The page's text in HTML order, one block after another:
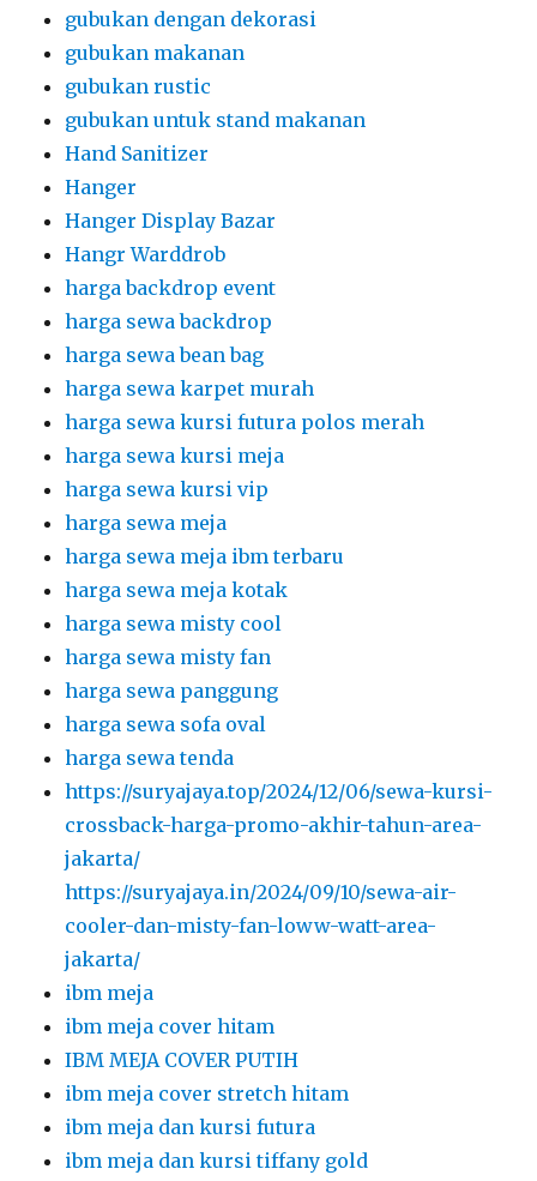
gubukan dengan dekorasi
gubukan makanan
gubukan rustic
gubukan untuk stand makanan
Hand Sanitizer
Hanger
Hanger Display Bazar
Hangr Warddrob
harga backdrop event
harga sewa backdrop
harga sewa bean bag
harga sewa karpet murah
harga sewa kursi futura polos merah
harga sewa kursi meja
harga sewa kursi vip
harga sewa meja
harga sewa meja ibm terbaru
harga sewa meja kotak
harga sewa misty cool
harga sewa misty fan
harga sewa panggung
harga sewa sofa oval
harga sewa tenda
https://suryajaya.top/2024/12/06/sewa-kursi-
crossback-harga-promo-akhir-tahun-area-
jakarta/
https://suryajaya.in/2024/09/10/sewa-air-
cooler-dan-misty-fan-loww-watt-area-
jakarta/
ibm meja
ibm meja cover hitam
IBM MEJA COVER PUTIH
ibm meja cover stretch hitam
ibm meja dan kursi futura
ibm meja dan kursi tiffany gold